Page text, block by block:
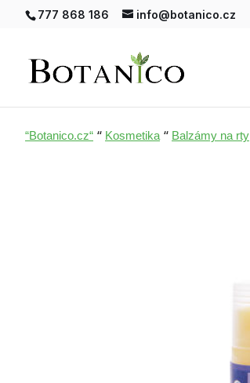
777 868 186 info@botanico.cz
“Botanico.cz“ “ Kosmetika“ Balzámy na rty